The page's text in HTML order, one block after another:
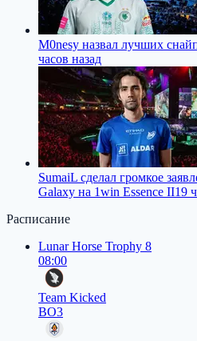
M0nesy назвал лучших
часов назад
SumaiL сделал громкое
Galaxy на 1win Essence II19
Расписание
Lunar Horse Trophy 8
08:00
Team Kicked
BO3